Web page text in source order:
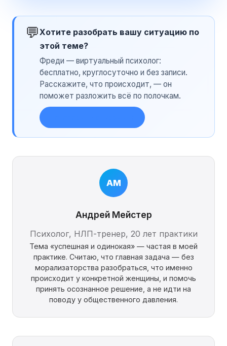
💬Хотите разобрать вашу ситуацию по
этой теме?
Фреди — виртуальный психолог:
бесплатно, круглосуточно и без записи.
Расскажите, что происходит, — он
поможет разложить всё по полочкам.
АМ
Андрей Мейстер
Психолог, НЛП-тренер, 20 лет практики
Тема «успешная и одинокая» — частая в моей
практике. Считаю, что главная задача — без
морализаторства разобраться, что именно
происходит у конкретной женщины, и помочь
принять осознанное решение, а не идти на
поводу у общественного давления.